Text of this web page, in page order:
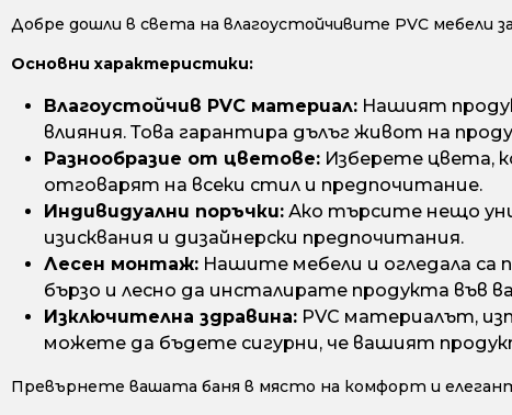
Добре дошли в света на влагоустойчивите PVC мебели
Основни характеристики:
Влагоустойчив PVC материал: Нашият
влияния. Това гарантира дълъг живот на
Разнообразие от цветове: Изберете цвета,
отговарят на всеки стил и предпочитание.
Индивидуални поръчки: Ако търсите нещо
изисквания и дизайнерски предпочитания.
Лесен монтаж: Нашите мебели и огледала са
бързо и лесно да инсталирате продукта във
Изключителна здравина: PVC материалът,
можете да бъдете сигурни, че вашият
Превърнете вашата баня в място на комфорт и